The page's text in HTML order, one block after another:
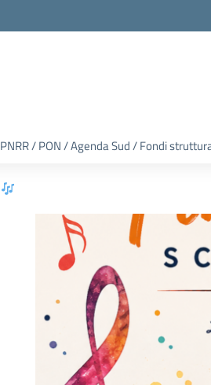
PNRR / PON / Agenda Sud / Fondi